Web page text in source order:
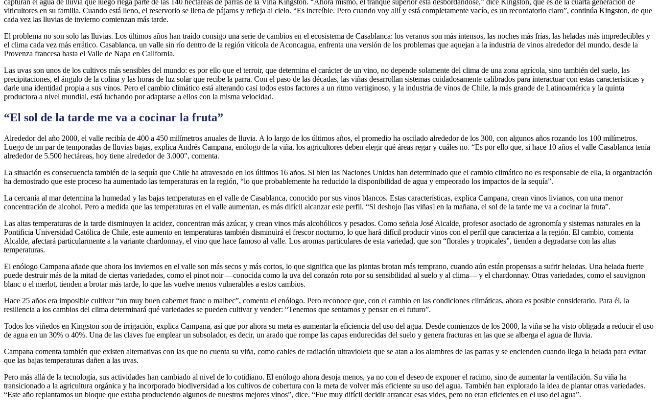
viticultores en su familia. Cuando está lleno, el reservorio se llena de pájaros y refleja al cielo. “Es increíble. Pero cuando voy allí y está completamente vacío, es un recordatorio claro”, continúa Kingston, de que
cada vez las lluvias de invierno comienzan más tarde.
El problema no son solo las lluvias. Los últimos años han traído consigo una serie de cambios en el ecosistema de Casablanca: los veranos son más intensos, las noches más frías, las heladas más impredecibles y
el clima cada vez más errático. Casablanca, un valle sin río dentro de la región vitícola de Aconcagua, enfrenta una versión de los problemas que aquejan a la industria de vinos alrededor del mundo, desde la
Provenza francesa hasta el Valle de Napa en California.
Las uvas son unos de los cultivos más sensibles del mundo: es por ello que el terroir, que determina el carácter de un vino, no depende solamente del clima de una zona agrícola, sino también del suelo, las
precipitaciones, el ángulo de la colina y las horas de luz solar que recibe la parra. Con el paso de las décadas, las viñas desarrollan sistemas cuidadosamente calibrados para interactuar con estas características y
darle una identidad propia a sus vinos. Pero el cambio climático está alterando casi todos estos factores a un ritmo vertiginoso, y la industria de vinos de Chile, la más grande de Latinoamérica y la quinta
productora a nivel mundial, está luchando por adaptarse a ellos con la misma velocidad.
“El sol de la tarde me va a cocinar la fruta”
Alrededor del año 2000, el valle recibía de 400 a 450 milímetros anuales de lluvia. A lo largo de los últimos años, el promedio ha oscilado alrededor de los 300, con algunos años rozando los 100 milímetros.
Luego de un par de temporadas de lluvias bajas, explica Andrés Campana, enólogo de la viña, los agricultores deben elegir qué áreas regar y cuáles no. “Es por ello que, si hace 10 años el valle Casablanca tenía
alrededor de 5.500 hectáreas, hoy tiene alrededor de 3.000″, comenta.
La situación es consecuencia también de la sequía que Chile ha atravesado en los últimos 16 años. Si bien las Naciones Unidas han determinado que el cambio climático no es responsable de ella, la organización
ha demostrado que este proceso ha aumentado las temperaturas en la región, “lo que probablemente ha reducido la disponibilidad de agua y empeorado los impactos de la sequía”.
La cercanía al mar determina la humedad y las bajas temperaturas en el valle de Casablanca, conocido por sus vinos blancos. Estas características, explica Campana, crean vinos livianos, con una menor
concentración de alcohol. Pero a medida que las temperaturas en el valle aumentan, es más difícil alcanzar este perfil. “Si deshojo [las viñas] en la mañana, el sol de la tarde me va a cocinar la fruta”.
Las altas temperaturas de la tarde disminuyen la acidez, concentran más azúcar, y crean vinos más alcohólicos y pesados. Como señala José Alcalde, profesor asociado de agronomía y sistemas naturales en la
Pontificia Universidad Católica de Chile, este aumento en temperaturas también disminuirá el frescor nocturno, lo que hará difícil producir vinos con el perfil que caracteriza a la región. El cambio, comenta
Alcalde, afectará particularmente a la variante chardonnay, el vino que hace famoso al valle. Los aromas particulares de esta variedad, que son “florales y tropicales”, tienden a degradarse con las altas
temperaturas.
El enólogo Campana añade que ahora los inviernos en el valle son más secos y más cortos, lo que significa que las plantas brotan más temprano, cuando aún están propensas a sufrir heladas. Una helada fuerte
puede destruir más de la mitad de ciertas variedades, como el pinot noir —conocida como la uva del corazón roto por su sensibilidad al suelo y al clima— y el chardonnay. Otras variedades, como el sauvignon
blanc o el merlot, tienden a brotar más tarde, lo que las vuelve menos vulnerables a estos cambios.
Hace 25 años era imposible cultivar “un muy buen cabernet franc o malbec”, comenta el enólogo. Pero reconoce que, con el cambio en las condiciones climáticas, ahora es posible considerarlo. Para él, la
resiliencia a los cambios del clima determinará qué variedades se pueden cultivar y vender: “Tenemos que sentarnos y pensar en el futuro”.
Todos los viñedos en Kingston son de irrigación, explica Campana, así que por ahora su meta es aumentar la eficiencia del uso del agua. Desde comienzos de los 2000, la viña se ha visto obligada a reducir el uso
de agua en un 30% o 40%. Una de las claves fue emplear un subsolador, es decir, un arado que rompe las capas endurecidas del suelo y genera fracturas en las que se alberga el agua de lluvia.
Campana comenta también que existen alternativas con las que no cuenta su viña, como cables de radiación ultravioleta que se atan a los alambres de las parras y se encienden cuando llega la helada para evitar
que las bajas temperaturas dañen a las uvas.
Pero más allá de la tecnología, sus actividades han cambiado al nivel de lo cotidiano. El enólogo ahora desoja menos, ya no con el deseo de exponer el racimo, sino de aumentar la ventilación. Su viña ha
transicionado a la agricultura orgánica y ha incorporado biodiversidad a los cultivos de cobertura con la meta de volver más eficiente su uso del agua. También han explorado la idea de plantar otras variedades.
“Este año replantamos un bloque que estaba produciendo algunos de nuestros mejores vinos”, dice. “Fue muy difícil decidir arrancar esas vides, pero no eran eficientes en el uso del agua”.